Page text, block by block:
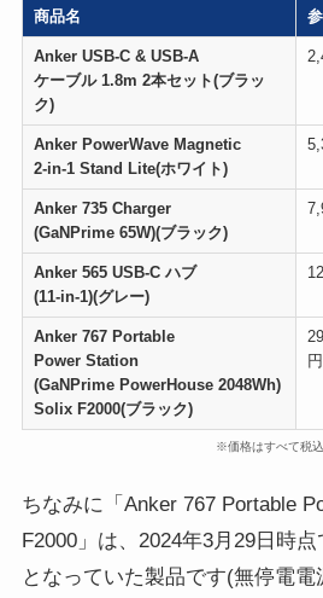
商品名
Anker USB-C & USB-A
ケーブル 1.8m 2本セット(ブラッ
ク)
Anker PowerWave Magnetic
2-in-1 Stand Lite(ホワイト)
Anker 735 Charger
(GaNPrime 65W)(ブラック)
Anker 565 USB-C ハブ
(11-in-1)(グレー)
Anker 767 Portable
Power Station
(GaNPrime PowerHouse 2048Wh)
Solix F2000(ブラック)
円
※価格はすべて税込
ちなみに「Anker 767 Portable
F2000」は、2024年3月29日時
となっていた製品です(無停電